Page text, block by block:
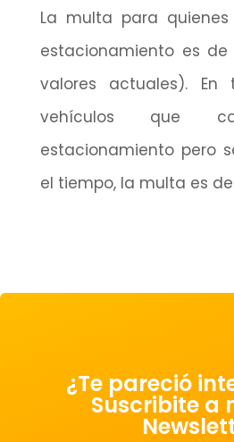
La multa para
estacionamiento es de
valores actuales). En
vehículos que
estacionamiento pero
el tiempo, la multa es de
¿Te pareció
Suscribite a